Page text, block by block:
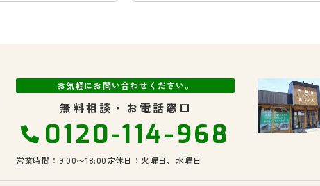
お気軽にお問い合わせください。
無料相談・お電話窓口
0120-114-968
営業時間：9:00〜18:00定休日：火曜日、水曜日